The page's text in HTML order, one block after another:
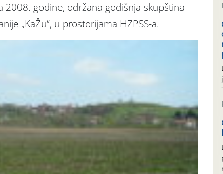
2008. godine, održana godišnja skupština
„KaŽu“, u prostorijama HZPSS-a.